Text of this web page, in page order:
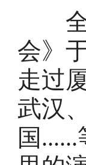
全
会》
走过
武汉
国